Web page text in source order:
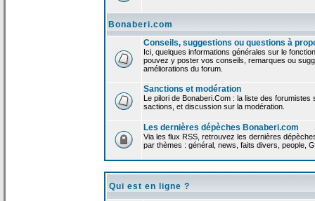
Bonaberi.com
Conseils, suggestions ou questions à
Ici, quelques informations générales sur le
pouvez y poster vos conseils, remarques ou
améliorations du forum.
Sanctions et modération
Le pilori de Bonaberi.Com : la liste des
sactions, et discussion sur la modération.
Les dernières dépèches Bonaberi.com
Via les flux RSS, retrouvez les dernières
par thèmes : général, news, faits divers, people,
Qui est en ligne ?